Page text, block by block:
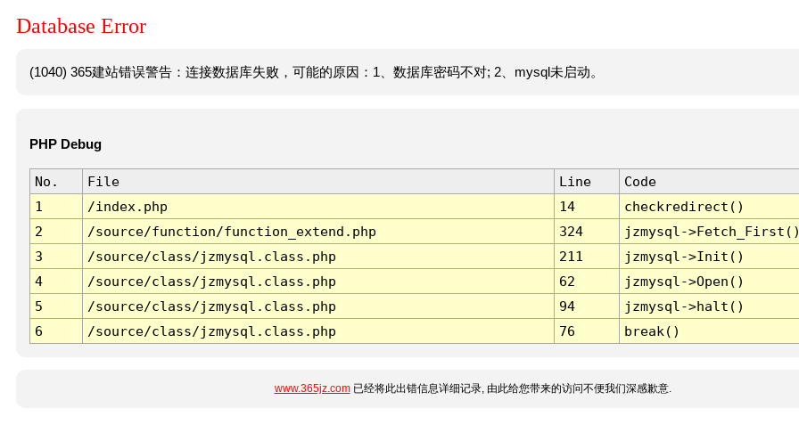
Database Error
(1040) 365建站错误警告：连接数据库失败，可能的原因：1、数据库密码不对; 2、mysql未启动。
PHP Debug
No. File Line
Code
1
/index.php 14
checkredirect()
2
/source/function/function_extend.php 324
jzmysql-
3
/source/class/jzmysql.class.php 211
jzmysql->Init()
4
/source/class/jzmysql.class.php 62
jzmysql->Open()
5
/source/class/jzmysql.class.php 94
jzmysql->halt()
6
/source/class/jzmysql.class.php 76 break()
www.365jz.com已经将此出错信息详细记录, 由此给您带来的访问不便我们深感歉意.